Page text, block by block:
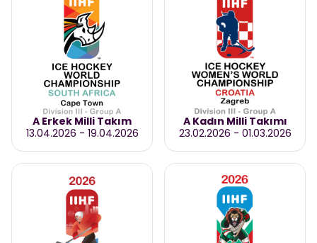
A Erkek Milli Takım
13.04.2026 - 19.04.2026
A Kadın Milli Takımı
23.02.2026 - 01.03.2026